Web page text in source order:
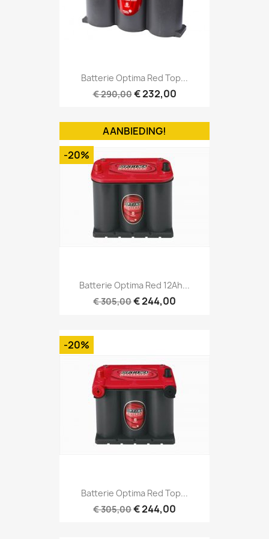
Batterie Optima Red Top...
€ 290,00€ 232,00
Batterie Optima Red 12Ah...
€ 305,00€ 244,00
AANBIEDING!
-20%
Batterie Optima Red Top...
€ 305,00€ 244,00
-20%